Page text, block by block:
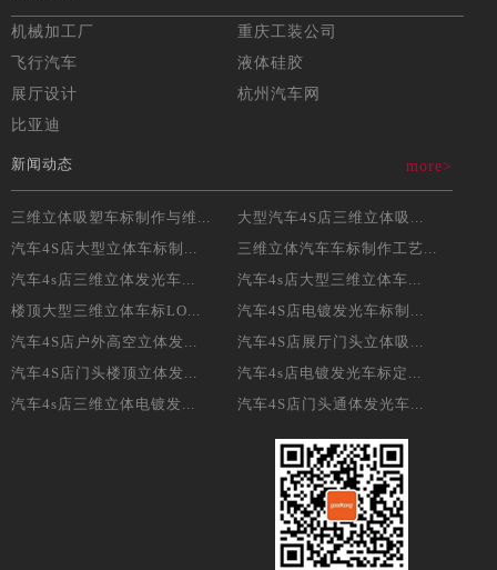
机械加工厂
重庆工装公司
飞行汽车
液体硅胶
展厅设计
杭州汽车网
比亚迪
新闻动态 more>
三维立体吸塑车标制作与维...
大型汽车4S店三维立体吸...
汽车4S店大型立体车标制...
三维立体汽车车标制作工艺...
汽车4s店三维立体发光车...
汽车4s店大型三维立体车...
楼顶大型三维立体车标LO...
汽车4S店电镀发光车标制...
汽车4S店户外高空立体发...
汽车4S店展厅门头立体吸...
汽车4S店门头楼顶立体发...
汽车4s店电镀发光车标定...
汽车4s店三维立体电镀发...
汽车4S店门头通体发光车...